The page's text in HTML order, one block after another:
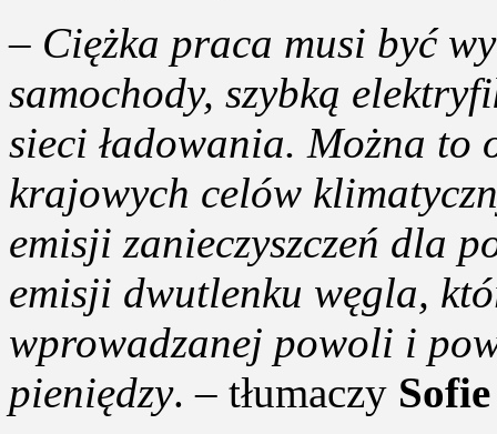
– Ciężka praca musi być
samochody, szybką
sieci ładowania. Można to
krajowych celów
emisji zanieczyszczeń dla
emisji dwutlenku węgla,
wprowadzanej powoli i
pieniędzy. – tłumaczy